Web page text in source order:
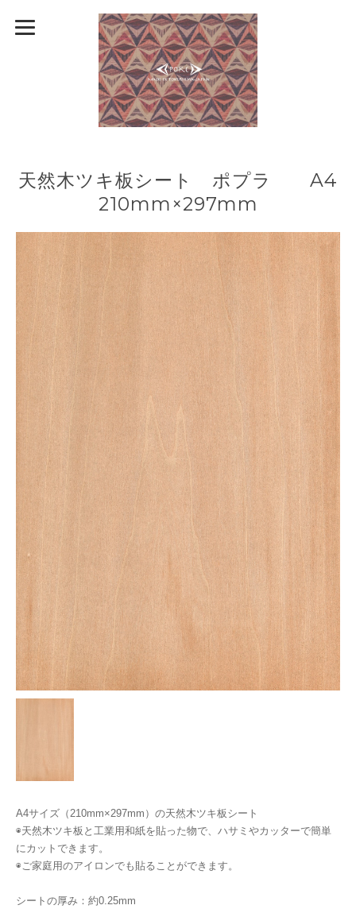
天然木ツキ板シート ポプラ A4
210mm×297mm
A4サイズ（210mm×297mm）の天然木ツキ板シート
◉天然木ツキ板と工業用和紙を貼った物で、ハサミやカッターで簡単
にカットできます。
◉ご家庭用のアイロンでも貼ることができます。
シートの厚み：約0.25mm